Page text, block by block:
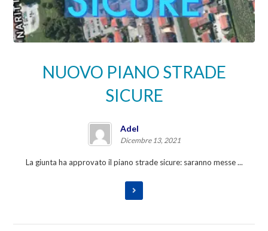
NUOVO PIANO STRADE
SICURE
Adel
Dicembre 13, 2021
La giunta ha approvato il piano strade sicure: saranno messe ...